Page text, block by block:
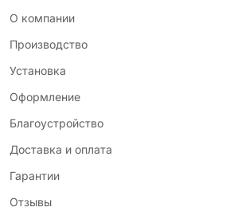
О компании
Производство
Установка
Оформление
Благоустройство
Доставка и оплата
Гарантии
Отзывы